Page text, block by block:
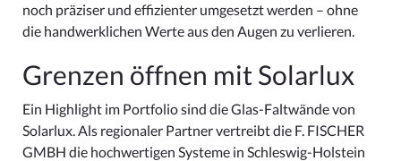
noch präziser und effizienter umgesetzt werden – ohne
die handwerklichen Werte aus den Augen zu verlieren.
Grenzen öffnen mit Solarlux
Ein Highlight im Portfolio sind die Glas-Faltwände von
Solarlux. Als regionaler Partner vertreibt die F. FISCHER
GMBH die hochwertigen Systeme in Schleswig-Holstein